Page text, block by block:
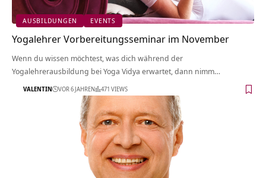
AUSBILDUNGEN EVENTS
Yogalehrer Vorbereitungsseminar im November
Wenn du wissen möchtest, was dich während der
Yogalehrerausbildung bei Yoga Vidya erwartet, dann nimm…
VALENTIN VOR 6 JAHREN 471 VIEWS